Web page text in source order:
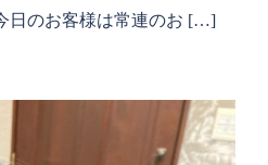
日のお客様は常連のお […]